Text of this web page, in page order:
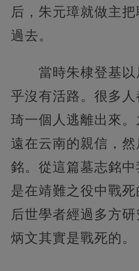
后，朱元璋就做主
過去。
當時朱棣登基以
乎沒有活路。很多
琦一個人逃離出來
遠在云南的親信，
銘。從這篇墓志銘
是在靖難之役中戰死
后世學者經過多方
炳文其實是戰死的。